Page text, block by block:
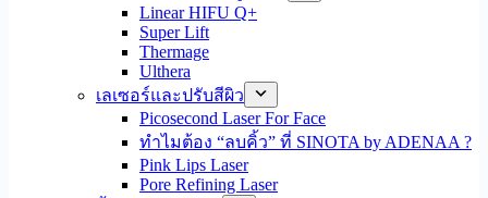
Linear HIFU Q+
Super Lift
Thermage
Ulthera
เลเซอร์และปรับสีผิว
Picosecond Laser For Face
ทำไมต้อง “ลบคิ้ว” ที่ SINOTA by ADENAA ?
Pink Lips Laser
Pore Refining Laser